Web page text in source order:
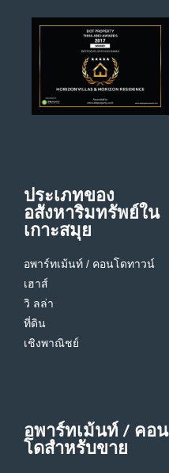
ประเภทของ
อสังหาริมทรัพย์ใน
เกาะสมุย
อพาร์ทเม้นท์ / คอนโดทาวน์
เฮาส์
วิ ลล่า
ที่ดิน
เชิงพาณิชย์
อพาร์ทเม้นท์ / คอน
โดสําหรับขาย